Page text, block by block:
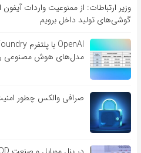
وزیر ارتباطات: از ممنوعیت واردات
گوشی‌های تولید داخل برویم
مدل‌های هوش مصنوعی
صرافی والکس چطور